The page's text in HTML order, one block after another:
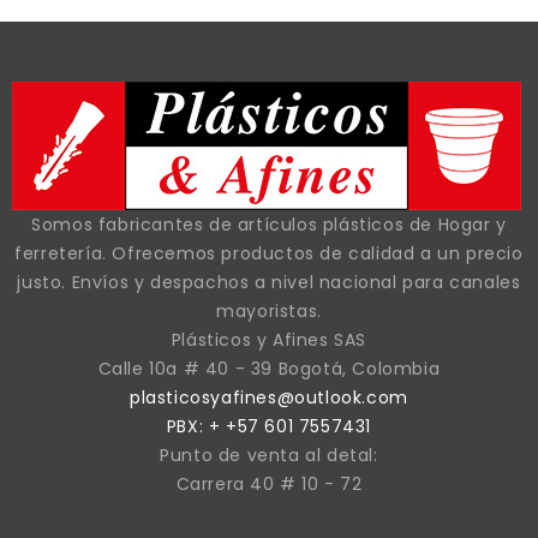
Somos fabricantes de artículos plásticos de Hogar y
ferretería. Ofrecemos productos de calidad a un precio
justo. Envíos y despachos a nivel nacional para canales
mayoristas.
Plásticos y Afines SAS
Calle 10a # 40 - 39 Bogotá, Colombia
plasticosyafines@outlook.com
PBX: + +57 601 7557431
Punto de venta al detal:
Carrera 40 # 10 - 72